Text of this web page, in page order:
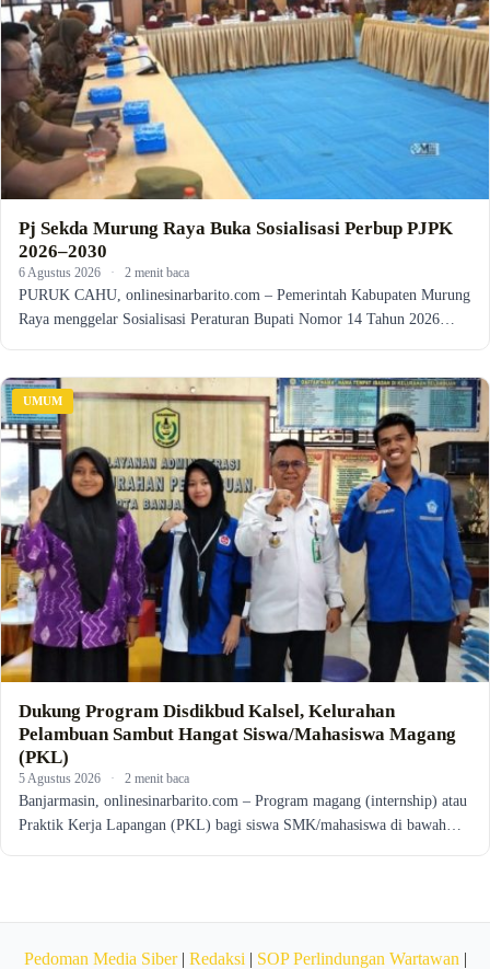
Pj Sekda Murung Raya Buka Sosialisasi Perbup PJPK
2026–2030
6 Agustus 2026 · 2 menit baca
PURUK CAHU, onlinesinarbarito.com – Pemerintah Kabupaten Murung
Raya menggelar Sosialisasi Peraturan Bupati Nomor 14 Tahun 2026…
UMUM
Dukung Program Disdikbud Kalsel, Kelurahan
Pelambuan Sambut Hangat Siswa/Mahasiswa Magang
(PKL)
5 Agustus 2026 · 2 menit baca
Banjarmasin, onlinesinarbarito.com – Program magang (internship) atau
Praktik Kerja Lapangan (PKL) bagi siswa SMK/mahasiswa di bawah…
Pedoman Media Siber| Redaksi | SOP Perlindungan Wartawan |